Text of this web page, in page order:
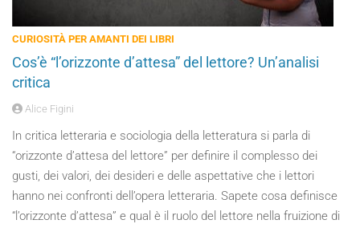
CURIOSITÀ PER AMANTI DEI LIBRI
Cos’è “l’orizzonte d’attesa” del lettore? Un’analisi
critica
Alice Figini
In critica letteraria e sociologia della letteratura si parla di
“orizzonte d’attesa del lettore” per definire il complesso dei
gusti, dei valori, dei desideri e delle aspettative che i lettori
hanno nei confronti dell’opera letteraria. Sapete cosa definisce
“l’orizzonte d’attesa” e qual è il ruolo del lettore nella fruizione di